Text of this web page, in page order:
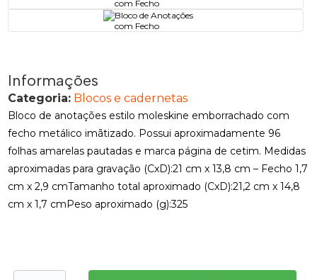
Informações
Categoria: Blocos e cadernetas
Bloco de anotações estilo moleskine emborrachado com
fecho metálico imãtizado. Possui aproximadamente 96
folhas amarelas pautadas e marca página de cetim. Medidas
aproximadas para gravação (CxD):21 cm x 13,8 cm – Fecho 1,7
cm x 2,9 cmTamanho total aproximado (CxD):21,2 cm x 14,8
cm x 1,7 cmPeso aproximado (g):325